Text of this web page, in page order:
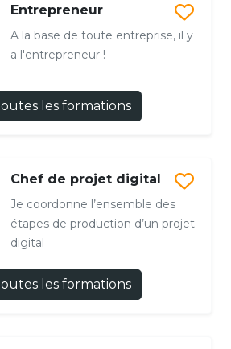
Entrepreneur
A la base de toute entreprise, il y
a l'entrepreneur !
les formations
Chef de projet digital
Je coordonne l’ensemble des
étapes de production d’un projet
digital
les formations